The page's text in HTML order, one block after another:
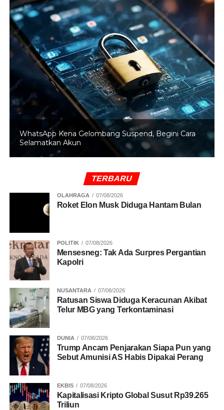
Rebecca menjelaskan tren perawatan kulit saat ini juga
mengalami perubahan, termasuk dalam kebutuhan anti
aging yang mulai menjadi perhatian sejak usia lebih dini.
“Perawatan anti aging saat ini tidak lagi diposisikan
sebagai kebutuhan di usia tertentu, melainkan menjadi
bagian dari upaya menjaga kualitas kulit sejak lebih dini.
Karena itu, kami menghadirkan formulasi anti aging yang
tetap ringan dan lembut di kulit sehingga nyaman
digunakan dalam rutinitas harian,” katanya.
Sebagai bagian dari strategi peluncuran, Elara
menggandeng Angie Marcheria dan Jennifer Bachdim
merepresentasikan karakter perempuan modern yang
percaya diri dan nyaman dengan dirinya sendiri.
Saat ini seluruh produk Elara telah tersedia melalui situs
sertifikasi BPOM dan halal. Harga yang ditawarkan
berkisar antara Rp229.000 hingga Rp419.000. Dalam
masa peluncuran, perusahaan turut memberikan
pembelian pertama.
RELATED TOPICS:
ELARA SKIN INDONESIA
EXO3 TECHNOLOGY
KECANTIKAN
KESEHATAN
KESEHATAN KULIT
PLANT EXOSOME SKINCARE
7 Manfaat Biji Kelor yang Jarang Diketahui
DON'T MISS
WhatsApp Kena Gelombang Suspend, Begini Cara
Selamatkan Akun
TERBARU
OLAHRAGA 07/08/2026
Roket Elon Musk Diduga Hantam Bulan
POLITIK 07/08/2026
Mensesneg: Tak Ada Surpres Pergantian
Kapolri
NUSANTARA 07/08/2026
Ratusan Siswa Diduga Keracunan Akibat
Telur MBG yang Terkontaminasi
DUNIA 07/08/2026
Trump Ancam Penjarakan Siapa Pun yang
Sebut Amunisi AS Habis Dipakai Perang
EKBIS 07/08/2026
Kapitalisasi Kripto Global Susut Rp39.265
Triliun